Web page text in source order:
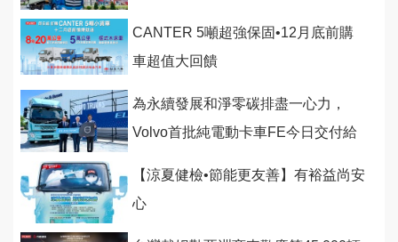
CANTER 5噸超強保固•12月底前購
車超值大回饋
為永續發展和淨零碳排盡一心力，
Volvo首批純電動卡車FE今日交付給
【涼夏健檢•節能更友善】有裕益尚安
心